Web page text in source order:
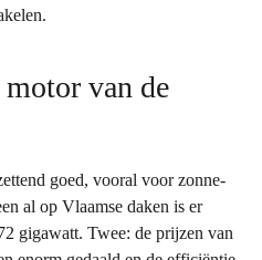
van de
goed, vooral voor zonne-
al op Vlaamse daken is er
gigawatt. Twee: de prijzen van